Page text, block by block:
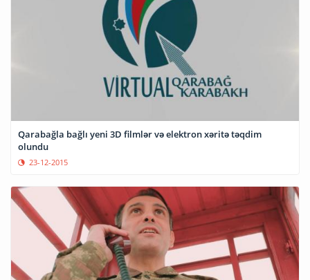
Qarabağla bağlı yeni 3D filmlər və elektron xəritə təqdim
olundu
23-12-2015